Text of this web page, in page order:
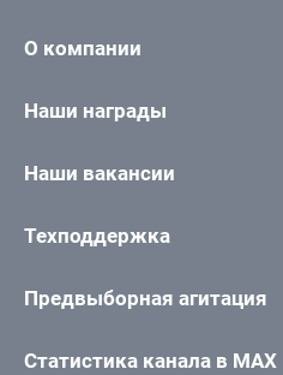
О компании
Наши награды
Наши вакансии
Техподдержка
Предвыборная агитация
Статистика канала в MAX